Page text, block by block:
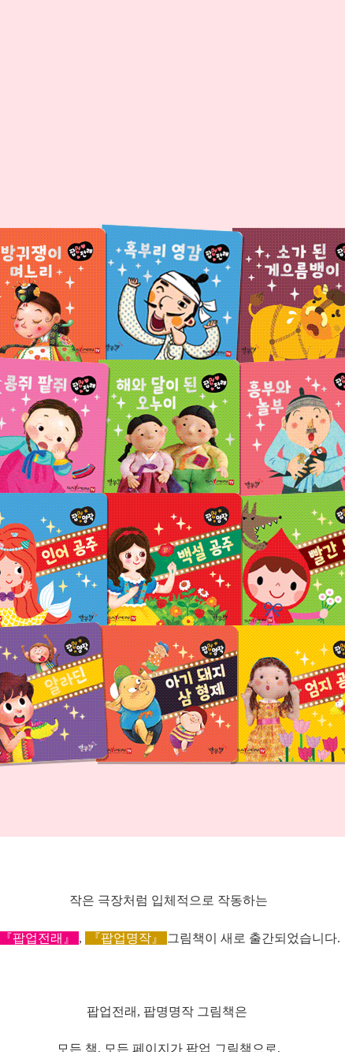
작은 극장처럼 입체적으로 작동하는
『팝업전래』 , 『팝업명작』 그림책이 새로 출간되었습니다.
팝업전래, 팝명명작 그림책은
모든 책, 모든 페이지가 팝업 그림책으로,